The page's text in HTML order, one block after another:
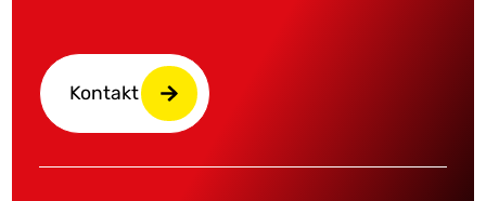
Kontakt